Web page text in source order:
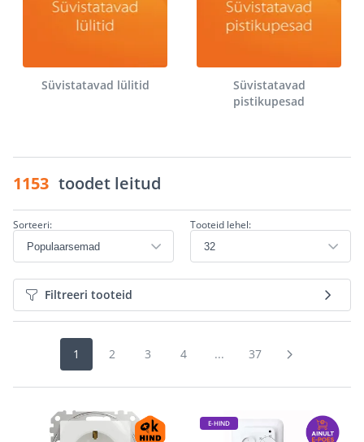
Süvistatavad lülitid
Süvistatavad
pistikupesad
1153 toodet leitud
Sorteeri: Tooteid lehel:
Filtreeri tooteid
1 2 3 4 ... 37
E-HIND